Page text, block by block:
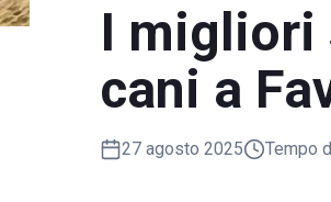
I migliori
cani a
27 agosto 2025 Tempo